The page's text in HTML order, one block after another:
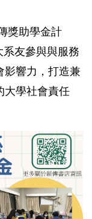
獎助學金計
友參與與服務
影響力，打造兼
大學社會責任